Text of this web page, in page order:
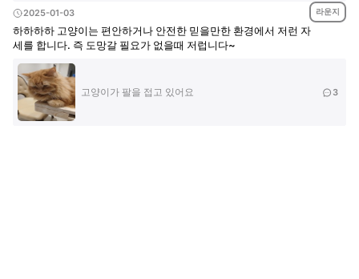
2025-01-03 라운지
하하하하 고양이는 편안하거나 안전한 믿을만한 환경에서 저런 자
세를 합니다. 즉 도망갈 필요가 없을때 저럽니다~
고양이가 팔을 접고 있어요 3